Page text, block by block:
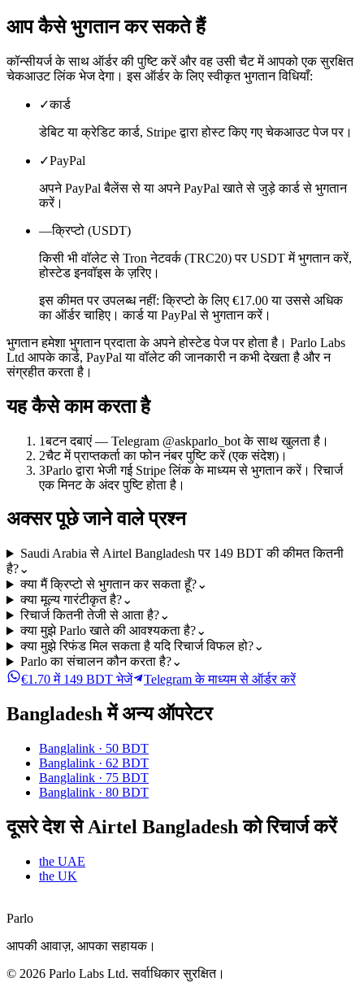
आप कैसे भुगतान कर सकते हैं
कॉन्सीयर्ज के साथ ऑर्डर की पुष्टि करें और वह उसी चैट में आपको एक सुरक्षित
चेकआउट लिंक भेज देगा। इस ऑर्डर के लिए स्वीकृत भुगतान विधियाँ:
✓कार्ड
डेबिट या क्रेडिट कार्ड, Stripe द्वारा होस्ट किए गए चेकआउट पेज पर।
✓PayPal
अपने PayPal बैलेंस से या अपने PayPal खाते से जुड़े कार्ड से भुगतान
करें।
—क्रिप्टो (USDT)
किसी भी वॉलेट से Tron नेटवर्क (TRC20) पर USDT में भुगतान करें,
होस्टेड इनवॉइस के ज़रिए।
इस कीमत पर उपलब्ध नहीं: क्रिप्टो के लिए €17.00 या उससे अधिक
का ऑर्डर चाहिए। कार्ड या PayPal से भुगतान करें।
भुगतान हमेशा भुगतान प्रदाता के अपने होस्टेड पेज पर होता है। Parlo Labs
Ltd आपके कार्ड, PayPal या वॉलेट की जानकारी न कभी देखता है और न
संग्रहीत करता है।
यह कैसे काम करता है
1बटन दबाएं — Telegram @askparlo_bot के साथ खुलता है।
2चैट में प्राप्तकर्ता का फोन नंबर पुष्टि करें (एक संदेश)।
3Parlo द्वारा भेजी गई Stripe लिंक के माध्यम से भुगतान करें। रिचार्ज
एक मिनट के अंदर पुष्टि होता है।
अक्सर पूछे जाने वाले प्रश्न
Saudi Arabia से Airtel Bangladesh पर 149 BDT की कीमत कितनी
है?⌄
क्या मैं क्रिप्टो से भुगतान कर सकता हूँ?⌄
क्या मूल्य गारंटीकृत है?⌄
रिचार्ज कितनी तेजी से आता है?⌄
क्या मुझे Parlo खाते की आवश्यकता है?⌄
क्या मुझे रिफंड मिल सकता है यदि रिचार्ज विफल हो?⌄
Parlo का संचालन कौन करता है?⌄
€1.70 में 149 BDT भेजें
Telegram के माध्यम से ऑर्डर करें
Bangladesh में अन्य ऑपरेटर
Banglalink · 50 BDT
Banglalink · 62 BDT
Banglalink · 75 BDT
Banglalink · 80 BDT
दूसरे देश से Airtel Bangladesh को रिचार्ज करें
the UAE
the UK
Parlo
आपकी आवाज़, आपका सहायक।
© 2026 Parlo Labs Ltd.सर्वाधिकार सुरक्षित।